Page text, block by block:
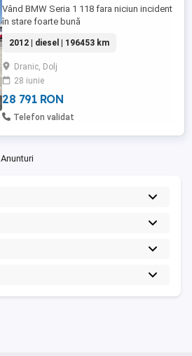
Vând BMW Seria 1 118 fara niciun incident
în stare foarte bună
2012 | diesel | 196453 km
Dranic, Dolj
28 iunie
28 791 RON
Telefon validat
Anunturi